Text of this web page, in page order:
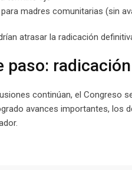
madres comunitarias (sin
atrasar la radicación
paso:
continúan, el Congreso
avances importantes, los